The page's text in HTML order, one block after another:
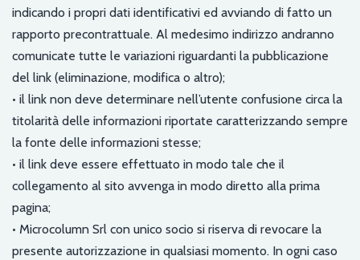
indicando i propri dati identificativi ed avviando di fatto un
rapporto precontrattuale. Al medesimo indirizzo andranno
comunicate tutte le variazioni riguardanti la pubblicazione
del link (eliminazione, modifica o altro);
• il link non deve determinare nell’utente confusione circa la
titolarità delle informazioni riportate caratterizzando sempre
la fonte delle informazioni stesse;
• il link deve essere effettuato in modo tale che il
collegamento al sito avvenga in modo diretto alla prima
pagina;
• Microcolumn Srl con unico socio si riserva di revocare la
presente autorizzazione in qualsiasi momento. In ogni caso